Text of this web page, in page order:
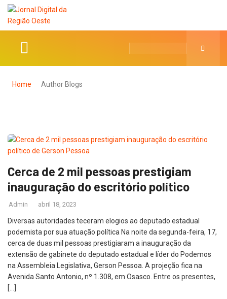
Home Author Blogs
Cerca de 2 mil pessoas prestigiam
inauguração do escritório político
Admin abril 18, 2023
Diversas autoridades teceram elogios ao deputado estadual
podemista por sua atuação política Na noite da segunda-feira, 17,
cerca de duas mil pessoas prestigiaram a inauguração da
extensão de gabinete do deputado estadual e líder do Podemos
na Assembleia Legislativa, Gerson Pessoa. A projeção fica na
Avenida Santo Antonio, nº 1.308, em Osasco. Entre os presentes,
[…]